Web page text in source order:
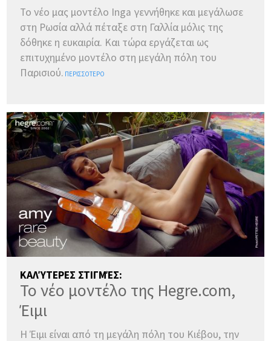
Το νέο μας μοντέλο Inga γεννήθηκε και μεγάλωσε
στη Ρωσία αλλά πέταξε στη Γαλλία μόλις της
δόθηκε η ευκαιρία. Και τώρα εργάζεται ως
επιτυχημένο μοντέλο στη μεγάλη πόλη του
Παρισιού. ΠΕΡΙΣΣΌΤΕΡΟ
ΚΑΛΎΤΕΡΕΣ ΣΤΙΓΜΈΣ:
Το νέο μοντέλο της Hegre.com,
Έιμι
Η Έιμι είναι από τη μεγάλη πόλη του Κιέβου, την